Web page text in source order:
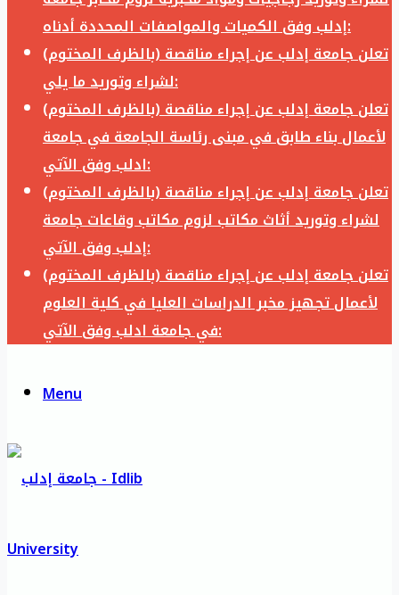
إدلب وفق الكميات والمواصفات المحددة أدناه:
تعلن جامعة إدلب عن إجراء مناقصة (بالظرف المختوم)
لشراء وتوريد ما يلي:
تعلن جامعة إدلب عن إجراء مناقصة (بالظرف المختوم)
لأعمال بناء طابق في مبنى رئاسة الجامعة في جامعة
ادلب وفق الآتي:
تعلن جامعة إدلب عن إجراء مناقصة (بالظرف المختوم)
لشراء وتوريد أثاث مكاتب لزوم مكاتب وقاعات جامعة
إدلب وفق الآتي:
تعلن جامعة إدلب عن إجراء مناقصة (بالظرف المختوم)
لأعمال تجهيز مخبر الدراسات العليا في كلية العلوم
في جامعة ادلب وفق الآتي:
Menu